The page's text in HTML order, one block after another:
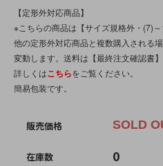
【定形外対応商品】
※こちらの商品は【サイズ規格外・(7)～
他の定形外対応商品と複数購入される
変動します。送料は【最終注文確認書】
詳しくはこちらをご覧ください。
簡易包装です。
販売価格 SOLD
在庫数 0